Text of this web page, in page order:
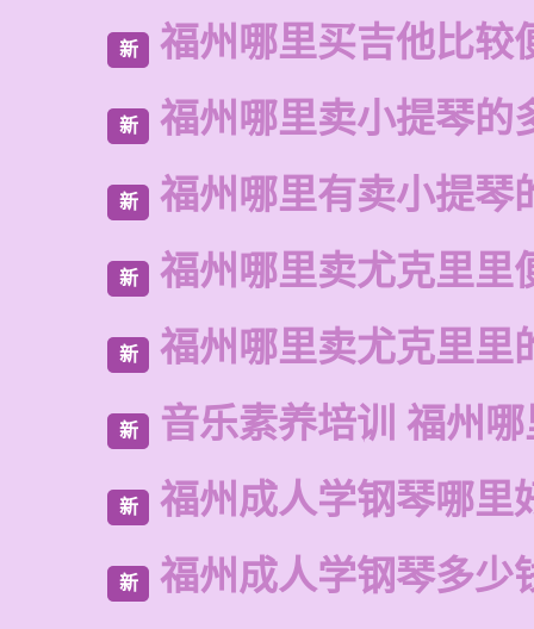
新 福州哪里买吉他比较
新 福州哪里卖小提琴的
新 福州哪里有卖小提琴
新 福州哪里卖尤克里里
新 福州哪里卖尤克里里
新 音乐素养培训 福州
新 福州成人学钢琴哪里
新 福州成人学钢琴多少